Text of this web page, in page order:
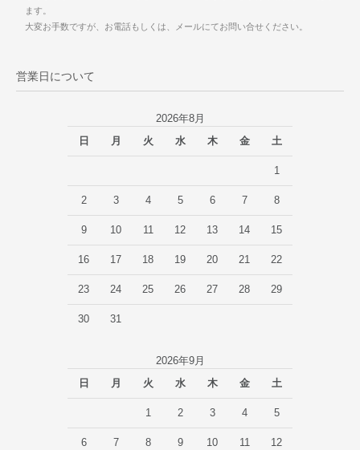
ます。
大変お手数ですが、お電話もしくは、メールにてお問い合せください。
営業日について
2026年8月
日
月 火 水 木 金 土
1
2 3 4 5 6 7 8
9 10 11 12 13 14 15
16 17 18 19 20 21 22
23 24 25 26 27 28 29
30 31
2026年9月
日
月 火 水 木 金 土
1 2 3 4 5
6 7 8 9 10 11 12